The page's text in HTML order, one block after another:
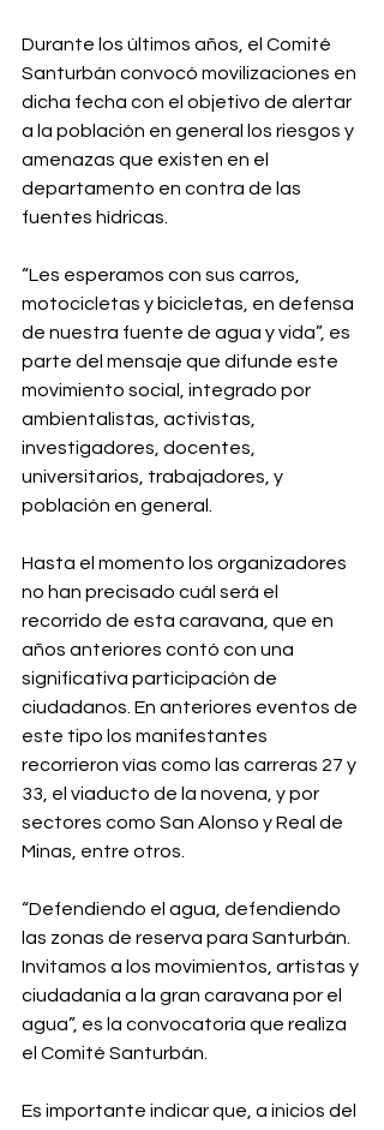
Durante los últimos años, el Comité
Santurbán convocó movilizaciones en
dicha fecha con el objetivo de alertar
a la población en general los riesgos y
amenazas que existen en el
departamento en contra de las
fuentes hídricas.
“Les esperamos con sus carros,
motocicletas y bicicletas, en defensa
de nuestra fuente de agua y vida”, es
parte del mensaje que difunde este
movimiento social, integrado por
ambientalistas, activistas,
investigadores, docentes,
universitarios, trabajadores, y
población en general.
Hasta el momento los organizadores
no han precisado cuál será el
recorrido de esta caravana, que en
años anteriores contó con una
significativa participación de
ciudadanos. En anteriores eventos de
este tipo los manifestantes
recorrieron vías como las carreras 27 y
33, el viaducto de la novena, y por
sectores como San Alonso y Real de
Minas, entre otros.
“Defendiendo el agua, defendiendo
las zonas de reserva para Santurbán.
Invitamos a los movimientos, artistas y
ciudadanía a la gran caravana por el
agua”, es la convocatoria que realiza
el Comité Santurbán.
Es importante indicar que, a inicios del